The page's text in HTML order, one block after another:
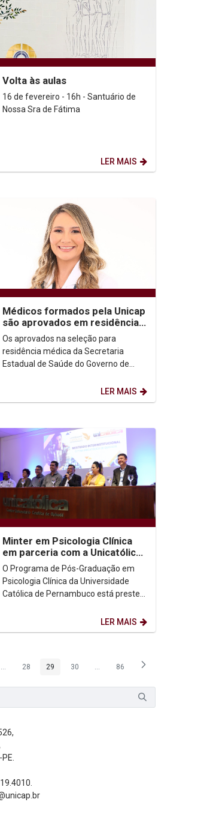
Volta às aulas
16 de fevereiro - 16h - Santuário de
Nossa Sra de Fátima
LER MAIS
Médicos formados pela Unicap
são aprovados em residência
da SES-PE
Os aprovados na seleção para
residência médica da Secretaria
Estadual de Saúde do Governo de
conhecidos na última quinta-feira...
LER MAIS
Minter em Psicologia Clínica
em parceria com a Unicatólica
começará em fevereiro
O Programa de Pós-Graduação em
Psicologia Clínica da Universidade
Católica de Pernambuco está prestes
LER MAIS
...Páginas intermediárias Usar ABA para navegar.
Página
28 Página
29 Página
30 ...Páginas intermediárias Usar ABA
Página
86